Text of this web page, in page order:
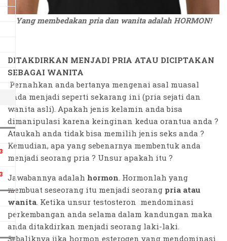
Yang membedakan pria dan wanita adalah HORMON!
DITAKDIRKAN MENJADI PRIA ATAU DICIPTAKAN
SEBAGAI WANITA
Pernahkan anda bertanya mengenai asal muasal
anda menjadi seperti sekarang ini (pria sejati dan
wanita asli). Apakah jenis kelamin anda bisa
dimanipulasi karena keinginan kedua orantua anda ?
Ataukah anda tidak bisa memilih jenis seks anda ?
Kemudian, apa yang sebenarnya membentuk anda
menjadi seorang pria ? Unsur apakah itu ?
Jawabannya adalah hormon. Hormonlah yang
membuat seseorang itu menjadi seorang pria atau
wanita. Ketika unsur testosteron mendominasi
perkembangan anda selama dalam kandungan maka
anda ditakdirkan menjadi seorang laki-laki.
Sebaliknya jika hormon esterogen yang mendominasi